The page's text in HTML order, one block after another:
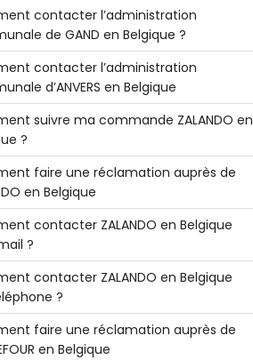
contacter l’administration
de GAND en Belgique ?
contacter l’administration
d’ANVERS en Belgique
suivre ma commande ZALANDO en
?
faire une réclamation auprès de
en Belgique
contacter ZALANDO en Belgique
?
contacter ZALANDO en Belgique
?
faire une réclamation auprès de
en Belgique